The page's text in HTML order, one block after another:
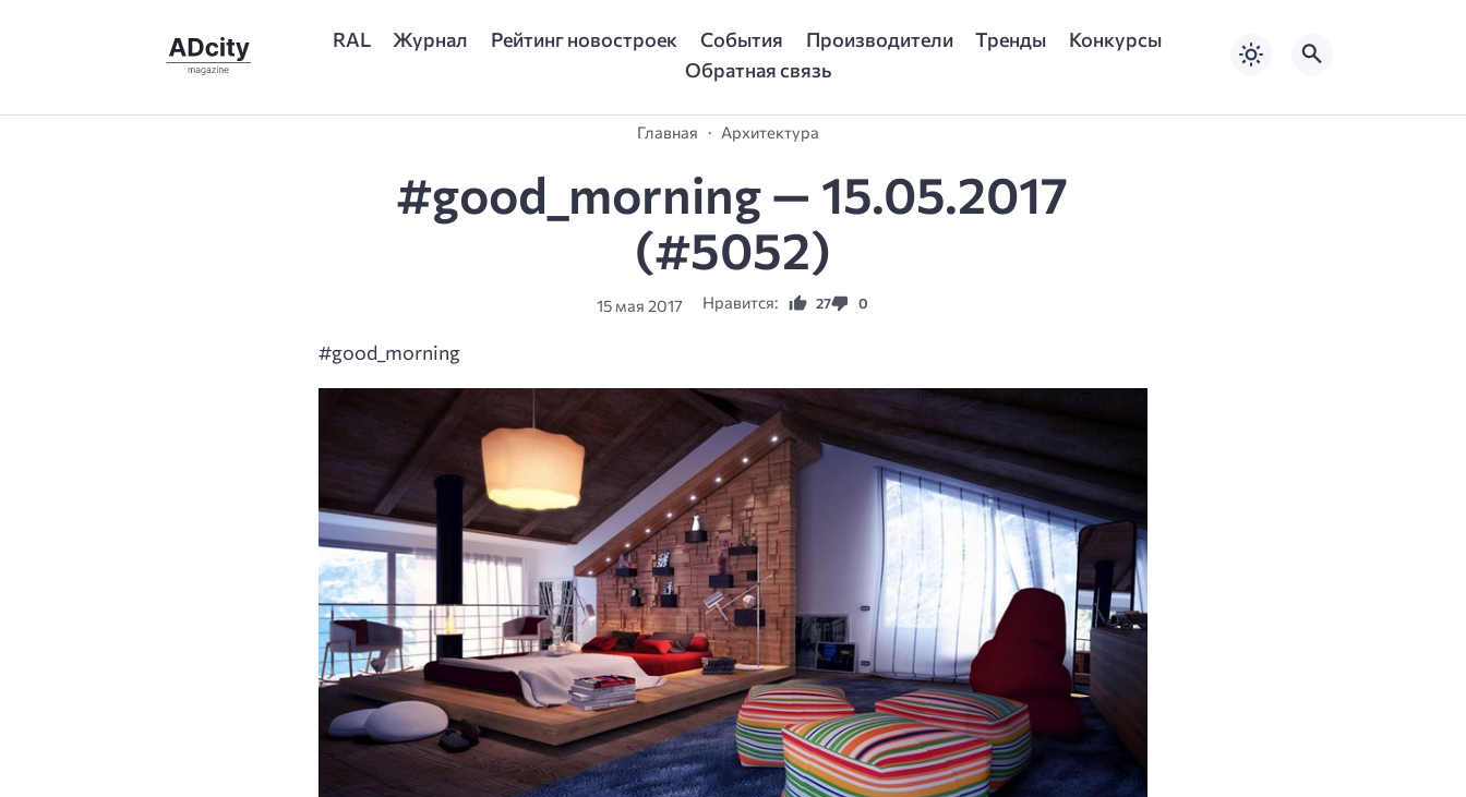
RAL Журнал Рейтинг новостроек События Производители Тренды
Конкурсы
Обратная связь
Главная Архитектура
#good_morning — 15.05.2017
(#5052)
15 мая 2017 Нравится: 27 0
#good_morning